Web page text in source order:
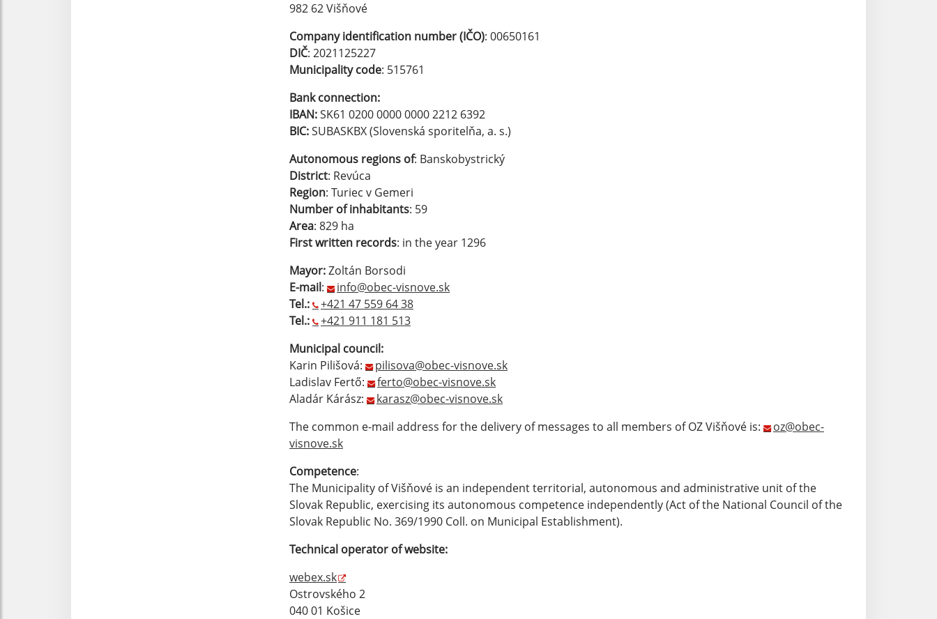
982 62 Višňové
Company identification number (IČO): 00650161
DIČ: 2021125227
Municipality code: 515761
Bank connection:
IBAN:SK61 0200 0000 0000 2212 6392
BIC:SUBASKBX (Slovenská sporitelňa, a. s.)
Autonomous regions of: Banskobystrický
District: Revúca
Region: Turiec v Gemeri
Number of inhabitants: 59
Area: 829 ha
First written records: in the year 1296
Mayor:Zoltán Borsodi
E-mail:
info@obec-visnove.sk
Tel.:
+421 47 559 64 38
Tel.:
+421 911 181 513
Municipal council:
Karin Pilišová:
pilisova@obec-visnove.sk
Ladislav Fertő:
ferto@obec-visnove.sk
Aladár Kárász:
karasz@obec-visnove.sk
The common e-mail address for the delivery of messages to all members of OZ Višňové is:
oz@obec-
visnove.sk
Competence:
The Municipality of Višňové is an independent territorial, autonomous and administrative unit of the
Slovak Republic, exercising its autonomous competence independently (Act of the National Council of the
Slovak Republic No. 369/1990 Coll. on Municipal Establishment).
Technical operator of website:
webex.sk
Ostrovského 2
040 01 Košice